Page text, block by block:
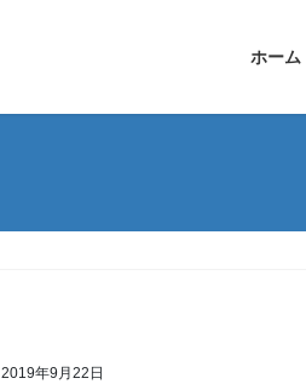
ホーム
2019年9月22日